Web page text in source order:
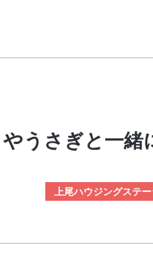
うさぎと一緒
上尾ハウジングステ